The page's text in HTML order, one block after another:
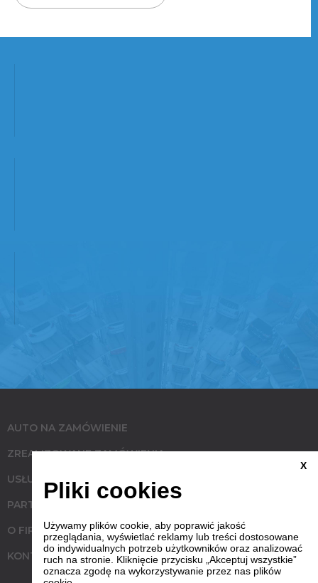
AUTO NA ZAMÓWIENIE
ZREALIZOWANE ZAMÓWIENIA
USŁUGI
PARTNERZY
O FIRMIE
KONTAKT
X
Pliki cookies
Używamy plików cookie, aby poprawić jakość
przeglądania, wyświetlać reklamy lub treści dostosowane
do indywidualnych potrzeb użytkowników oraz analizować
ruch na stronie. Kliknięcie przycisku „Akceptuj wszystkie”
oznacza zgodę na wykorzystywanie przez nas plików